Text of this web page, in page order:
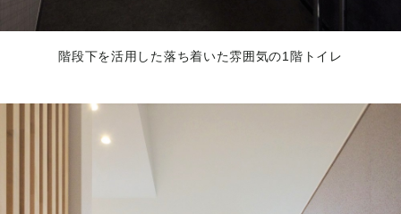
階段下を活用した落ち着いた雰囲気の1階トイレ